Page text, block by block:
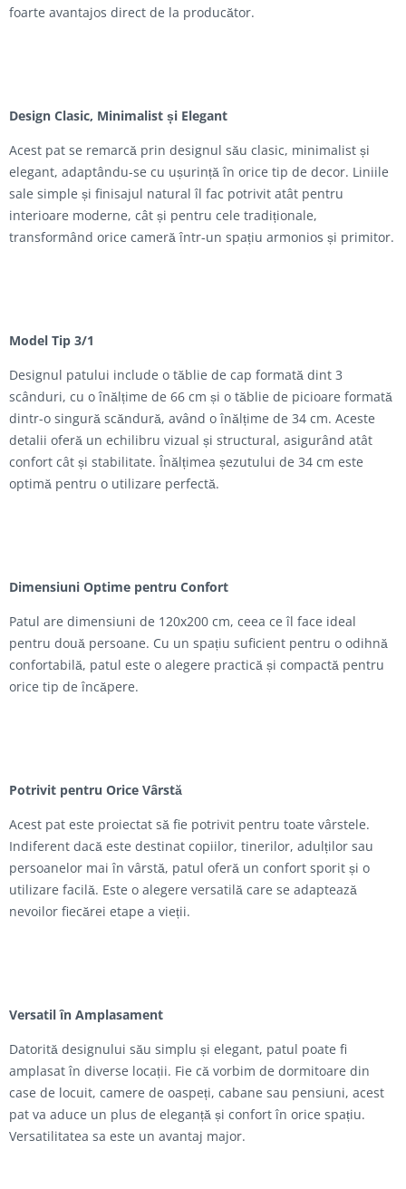
foarte avantajos direct de la producător.
Design Clasic, Minimalist și Elegant
Acest pat se remarcă prin designul său clasic, minimalist și
elegant, adaptându-se cu ușurință în orice tip de decor. Liniile
sale simple și finisajul natural îl fac potrivit atât pentru
interioare moderne, cât și pentru cele tradiționale,
transformând orice cameră într-un spațiu armonios și primitor.
Model Tip 3/1
Designul patului include o tăblie de cap formată dint 3
scânduri, cu o înălțime de 66 cm și o tăblie de picioare formată
dintr-o singură scăndură, având o înălțime de 34 cm. Aceste
detalii oferă un echilibru vizual și structural, asigurând atât
confort cât și stabilitate. Înălțimea șezutului de 34 cm este
optimă pentru o utilizare perfectă.
Dimensiuni Optime pentru Confort
Patul are dimensiuni de 120x200 cm, ceea ce îl face ideal
pentru două persoane. Cu un spațiu suficient pentru o odihnă
confortabilă, patul este o alegere practică și compactă pentru
orice tip de încăpere.
Potrivit pentru Orice Vârstă
Acest pat este proiectat să fie potrivit pentru toate vârstele.
Indiferent dacă este destinat copiilor, tinerilor, adulților sau
persoanelor mai în vârstă, patul oferă un confort sporit și o
utilizare facilă. Este o alegere versatilă care se adaptează
nevoilor fiecărei etape a vieții.
Versatil în Amplasament
Datorită designului său simplu și elegant, patul poate fi
amplasat în diverse locații. Fie că vorbim de dormitoare din
case de locuit, camere de oaspeți, cabane sau pensiuni, acest
pat va aduce un plus de eleganță și confort în orice spațiu.
Versatilitatea sa este un avantaj major.